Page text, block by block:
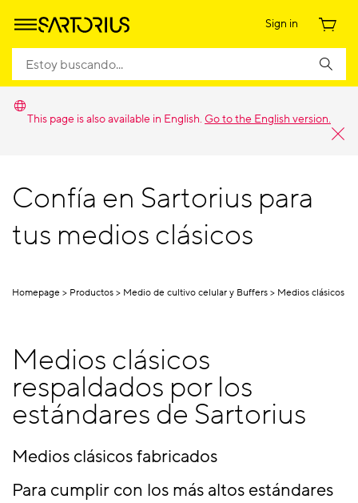
Sign in
This page is also available in English. Go to the English version.
Confía en Sartorius para
tus medios clásicos
Homepage Productos Medio de cultivo celular y Buffers Medios clásicos
Medios clásicos
respaldados por los
estándares de Sartorius
Medios clásicos fabricados
Para cumplir con los más altos estándares